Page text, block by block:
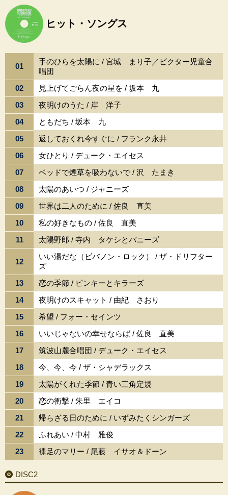
ヒット・ソングス
01
手のひらを太陽に / 宮城 まり子／ビクター児童合
唱団
02
見上げてごらん夜の星を / 坂本 九
03
夜明けのうた / 岸 洋子
04
ともだち / 坂本 九
05
返しておくれ今すぐに / フランク永井
06
女ひとり / デューク・エイセス
07
ベッドで煙草を吸わないで / 沢 たまき
08
太陽のあいつ / ジャニーズ
09
世界は二人のために / 佐良 直美
10
私の好きなもの / 佐良 直美
11
太陽野郎 / 寺内 タケシとバニーズ
12
いい湯だな（ビバノン・ロック） / ザ・ドリフター
ズ
13
恋の季節 / ピンキーとキラーズ
14
夜明けのスキャット / 由紀 さおり
15
希望 / フォー・セインツ
16
いいじゃないの幸せならば / 佐良 直美
17
筑波山麓合唱団 / デューク・エイセス
18
今、今、今 / ザ・シャデラックス
19
太陽がくれた季節 / 青い三角定規
20
恋の衝撃 / 朱里 エイコ
21
帰らざる日のために / いずみたくシンガーズ
22
ふれあい / 中村 雅俊
23
裸足のマリー / 尾藤 イサオ＆ドーン
DISC2